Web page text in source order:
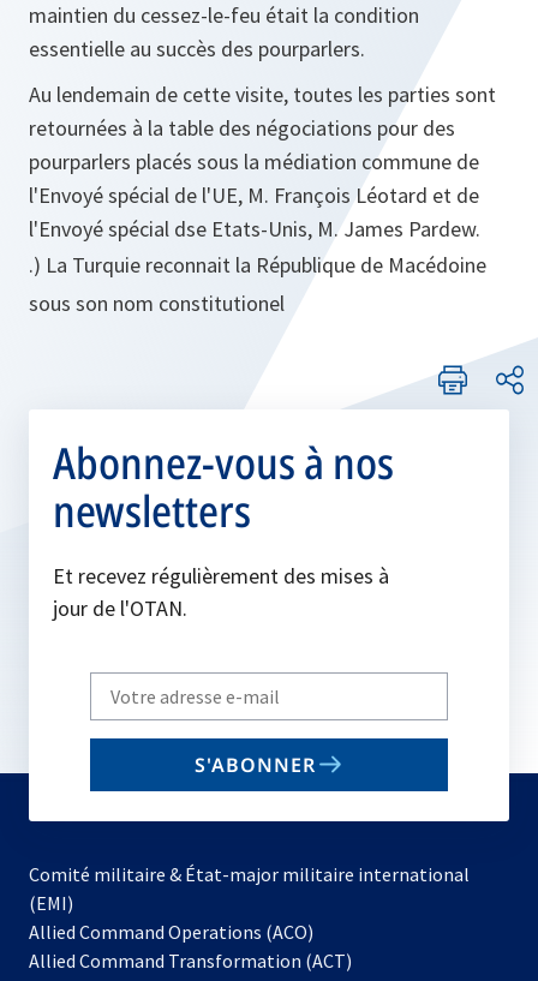
maintien du cessez-le-feu était la condition
essentielle au succès des pourparlers.
Au lendemain de cette visite, toutes les parties sont
retournées à la table des négociations pour des
pourparlers placés sous la médiation commune de
l'Envoyé spécial de l'UE, M. François Léotard et de
l'Envoyé spécial dse Etats-Unis, M. James Pardew.
.) La Turquie reconnait la République de Macédoine
sous son nom constitutionel
Abonnez-vous à nos
newsletters
Et recevez régulièrement des mises à
jour de l'OTAN.
Write
your
email
S'ABONNER
Comité militaire & État-major militaire international
(EMI)
Allied Command Operations (ACO)
dans
Allied Command Transformation (ACT)